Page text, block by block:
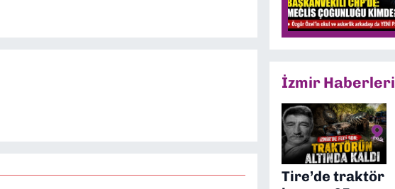
İzmir Haberleri
Tire’de traktör